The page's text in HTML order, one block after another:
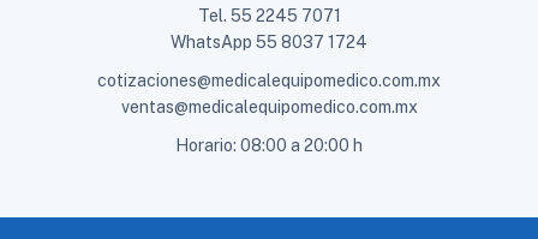
Tel. 55 2245 7071
WhatsApp 55 8037 1724
cotizaciones@medicalequipomedico.com.mx
ventas@medicalequipomedico.com.mx
Horario: 08:00 a 20:00 h